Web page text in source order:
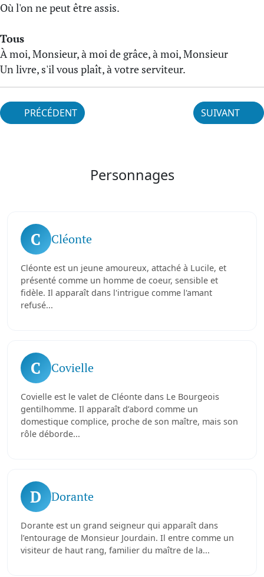
Où l'on ne peut être assis.
Tous
À moi, Monsieur, à moi de grâce, à moi, Monsieur
Un livre, s'il vous plaît, à votre serviteur.
PRÉCÉDENT SUIVANT
Personnages
C Cléonte
Cléonte est un jeune amoureux, attaché à Lucile, et
présenté comme un homme de coeur, sensible et
fidèle. Il apparaît dans l'intrigue comme l'amant
refusé...
C Covielle
Covielle est le valet de Cléonte dans Le Bourgeois
gentilhomme. Il apparaît d’abord comme un
domestique complice, proche de son maître, mais son
rôle déborde...
D Dorante
Dorante est un grand seigneur qui apparaît dans
l’entourage de Monsieur Jourdain. Il entre comme un
visiteur de haut rang, familier du maître de la...